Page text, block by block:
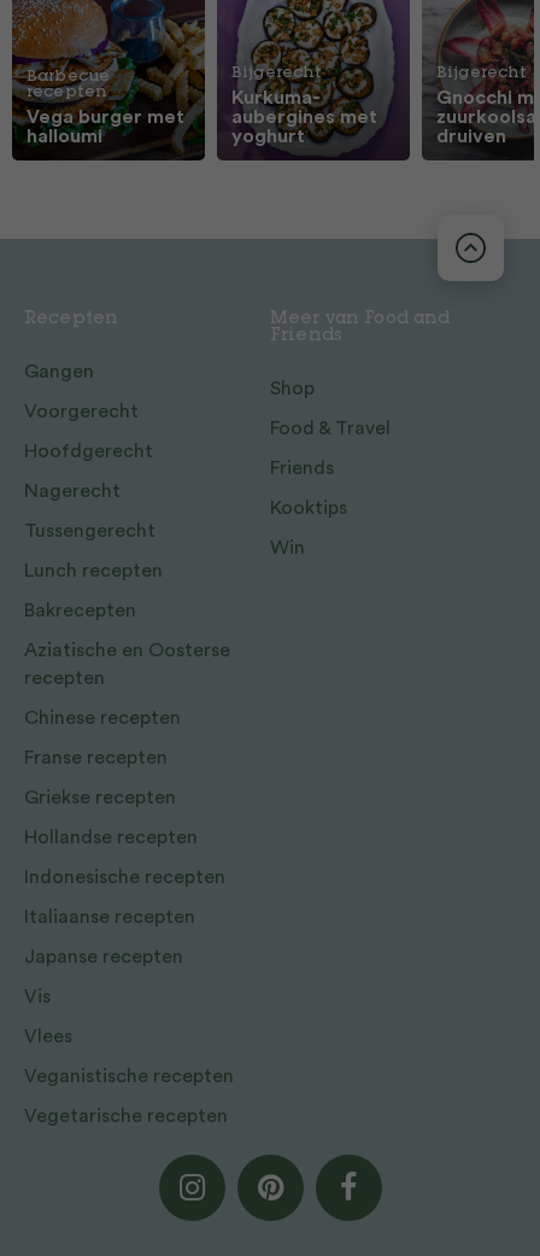
Barbecue
recepten
Vega burger met
halloumi
Bijgerecht
Kurkuma-
aubergines met
yoghurt
Bijgerecht
Gnocchi
druiven
Recepten
Gangen
Voorgerecht
Hoofdgerecht
Nagerecht
Tussengerecht
Lunch recepten
Bakrecepten
Aziatische en Oosterse
recepten
Chinese recepten
Franse recepten
Griekse recepten
Hollandse recepten
Indonesische recepten
Italiaanse recepten
Japanse recepten
Vis
Vlees
Veganistische recepten
Vegetarische recepten
Meer van Food and
Friends
Shop
Food & Travel
Friends
Kooktips
Win